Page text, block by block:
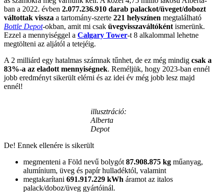
ban a 2022. évben 2.077.236.910 darab palackot/üveget/dobozt
váltottak vissza a tartomány-szerte 221 helyszínen megtalálható
Bottle Depot-okban, amit mi csak üvegvisszaváltóként ismerünk.
Ezzel a mennyiséggel a Calgary Tower-t 8 alkalommal lehetne
megtölteni az aljától a tetejéig.
A 2 milliárd egy hatalmas számnak tűnhet, de ez még mindig csak a
83%-a az eladott mennyiségnek. Reméljük, hogy 2023-ban ennél
jobb eredményt sikerült elérni és az idei év még jobb lesz majd
ennél!
illusztráció:
Alberta
Depot
De! Ennek ellenére is sikerült
megmenteni a Föld nevű bolygót 87.908.875 kg műanyag,
alumínium, üveg és papír hulladéktól, valamint
megtakarítani 691.917.229 kWh áramot az italos
palack/doboz/üveg gyártóinál.